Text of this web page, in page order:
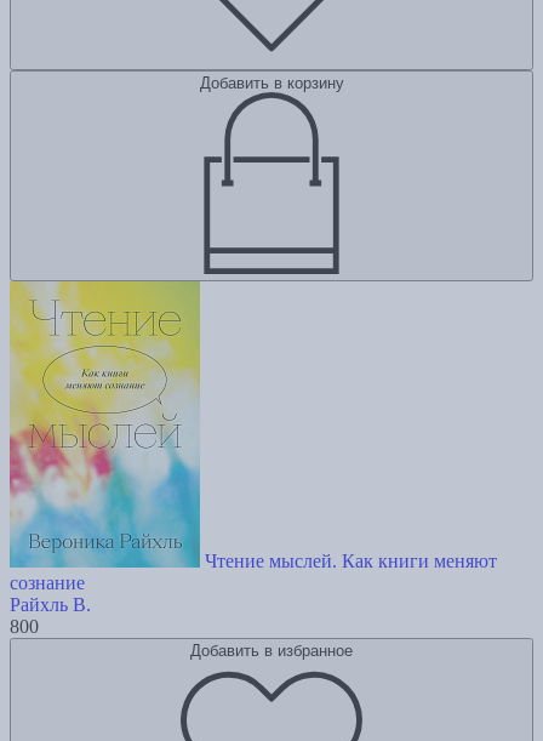
Добавить в корзину
Чтение мыслей. Как книги меняют
сознание
Райхль В.
800
Добавить в избранное